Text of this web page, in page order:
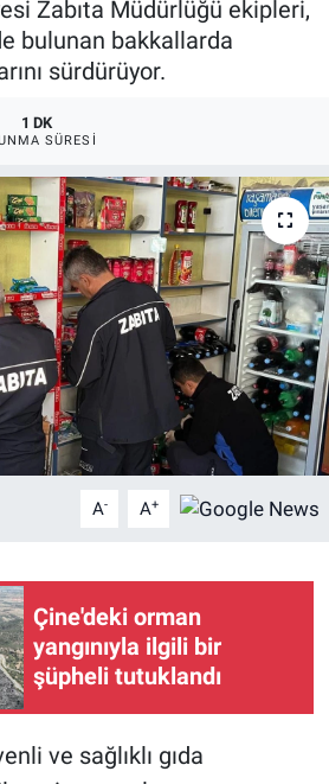
Zabıta Müdürlüğü ekipleri,
bulunan bakkallarda
sürdürüyor.
1 DK
SÜRESI
A- A+
Çine'deki orman
yangınıyla ilgili bir
şüpheli tutuklandı
ve sağlıklı gıda